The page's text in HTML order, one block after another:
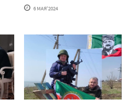
6 МАЯ'2024